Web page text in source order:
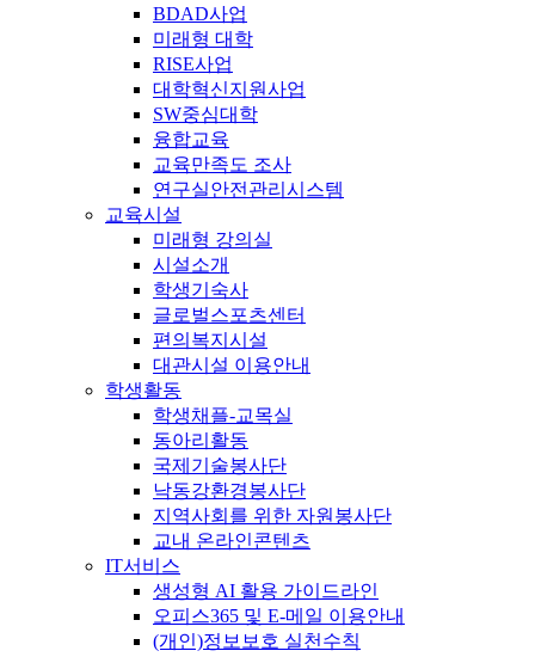
BDAD사업
미래형 대학
RISE사업
대학혁신지원사업
SW중심대학
융합교육
교육만족도 조사
연구실안전관리시스템
교육시설
미래형 강의실
시설소개
학생기숙사
글로벌스포츠센터
편의복지시설
대관시설 이용안내
학생활동
학생채플-교목실
동아리활동
국제기술봉사단
낙동강환경봉사단
지역사회를 위한 자원봉사단
교내 온라인콘텐츠
IT서비스
생성형 AI 활용 가이드라인
오피스365 및 E-메일 이용안내
(개인)정보보호 실천수칙